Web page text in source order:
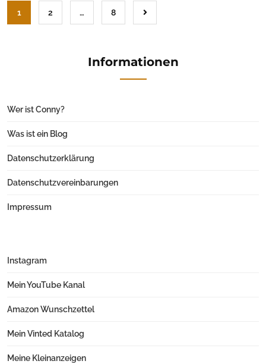
1 2 … 8
Informationen
Wer ist Conny?
Was ist ein Blog
Datenschutzerklärung
Datenschutzvereinbarungen
Impressum
Instagram
Mein YouTube Kanal
Amazon Wunschzettel
Mein Vinted Katalog
Meine Kleinanzeigen